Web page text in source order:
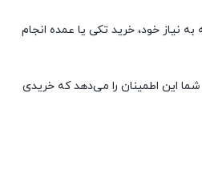
خود، خرید تکی یا عمده انجام
این اطمینان را می‌دهد که خریدی